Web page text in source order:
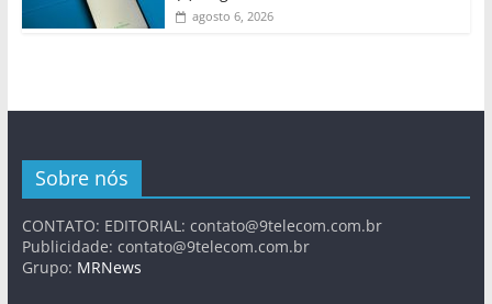
agosto 6, 2026
Sobre nós
CONTATO: EDITORIAL: contato@9telecom.com.br
Publicidade: contato@9telecom.com.br
Grupo: MRNews